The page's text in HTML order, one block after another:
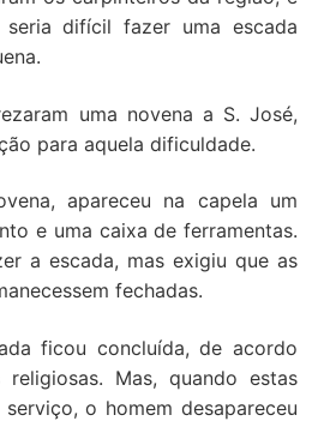
difícil fazer uma escada
uma novena a S. José,
para aquela dificuldade.
apareceu na capela um
e uma caixa de ferramentas.
a escada, mas exigiu que as
fechadas.
ficou concluída, de acordo
Mas, quando estas
o homem desapareceu